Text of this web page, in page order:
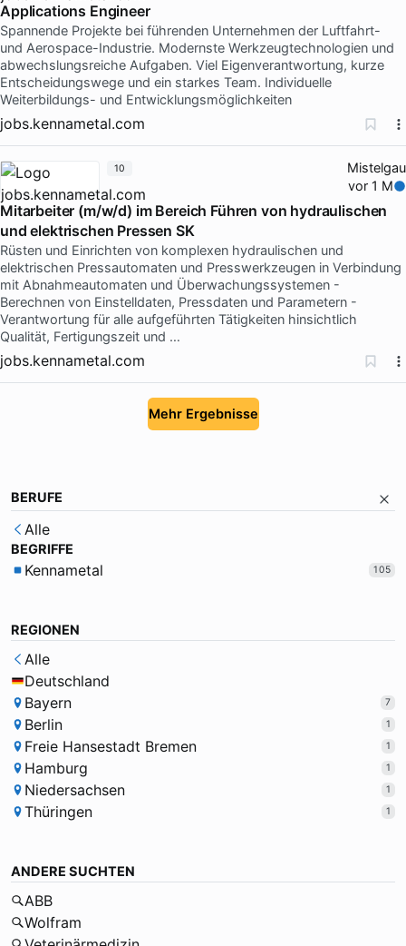
Applications Engineer
Spannende Projekte bei führenden Unternehmen der Luftfahrt-
und Aerospace-Industrie. Modernste Werkzeugtechnologien und
abwechslungsreiche Aufgaben. Viel Eigenverantwortung, kurze
Entscheidungswege und ein starkes Team. Individuelle
Weiterbildungs- und Entwicklungsmöglichkeiten
jobs.kennametal.com
Mistelgau
vor 1 M
Mitarbeiter (m/w/d) im Bereich Führen von hydraulischen
und elektrischen Pressen SK
Rüsten und Einrichten von komplexen hydraulischen und
elektrischen Pressautomaten und Presswerkzeugen in Verbindung
mit Abnahmeautomaten und Überwachungssystemen -
Berechnen von Einstelldaten, Pressdaten und Parametern -
Verantwortung für alle aufgeführten Tätigkeiten hinsichtlich
Qualität, Fertigungszeit und …
jobs.kennametal.com
10
Mehr Ergebnisse
BERUFE
Alle
BEGRIFFE
Kennametal 105
REGIONEN
Alle
Deutschland
Bayern
7
Berlin 1
Freie Hansestadt Bremen 1
Hamburg 1
Niedersachsen 1
Thüringen 1
ANDERE SUCHTEN
ABB
Wolfram